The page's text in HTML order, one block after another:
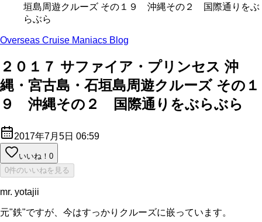
垣島周遊クルーズ その１９ 沖縄その２ 国際通りをぶ
らぶら
Overseas Cruise Maniacs Blog
２０１７ サファイア・プリンセス 沖
縄・宮古島・石垣島周遊クルーズ その１
９ 沖縄その２ 国際通りをぶらぶら
2017年7月5日 06:59
いいね！ 0
0件のいいねを見る
mr. yotajii
元"鉄"ですが、今はすっかりクルーズに嵌っています。